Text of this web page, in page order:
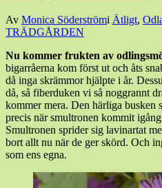
Den
26
2017
Av Monica Söderströmi Ätligt,
TRÄDGÅRDEN
Nu kommer frukten av
bigarråerna kom först ut och åts
då inga skrämmor hjälpte i år.
då, så fiberduken vi så noggrannt
kommer mera. Den härliga busken
precis när smultronen kommit
Smultronen sprider sig lavinartat
bort allt nu när de ger skörd. Och
som ens egna.